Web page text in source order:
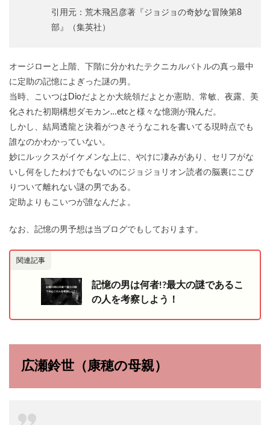
引用元：荒木飛呂彦著『ジョジョの奇妙な冒険第8
部』（集英社）
オージローと上階、下階に分かれたテクニカルバトルの真っ最中
に定助の記憶によぎった謎の男。
当時、こいつはDioだよとか大統領だよとか憲助、常敏、夜露、美
化された初期構想ダモカン…etcと様々な憶測が飛んだ。
しかし、結局透龍と決着がつきそうなこれを書いてる現時点でも
誰なのかわかっていない。
妙にルックスがイケメンな上に、やけに凄みがあり、セリフがな
いし何をしたわけでもないのにジョジョリオン読者の脳裏にこび
りついて離れない謎の男である。
定助よりもこいつが誰なんだよ。
なお、記憶の男予想は当ブログでもしております。
関連記事
記憶の男は何者!?最大の謎であるこ
の人を考察しよう！
広瀬鈴世（康穂の母親）